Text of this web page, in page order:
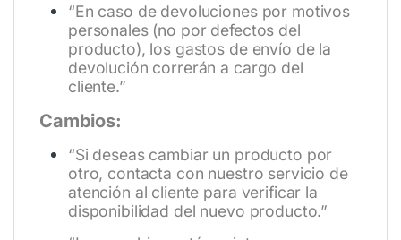
“En caso de devoluciones por motivos
personales (no por defectos del
producto), los gastos de envío de la
devolución correrán a cargo del
cliente.”
Cambios:
“Si deseas cambiar un producto por
otro, contacta con nuestro servicio de
atención al cliente para verificar la
disponibilidad del nuevo producto.”